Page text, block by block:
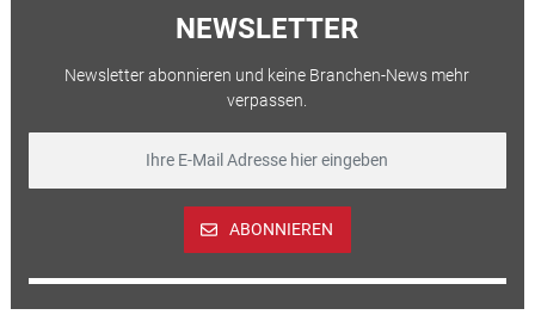
NEWSLETTER
Newsletter abonnieren und keine Branchen-News mehr
verpassen.
ABONNIEREN